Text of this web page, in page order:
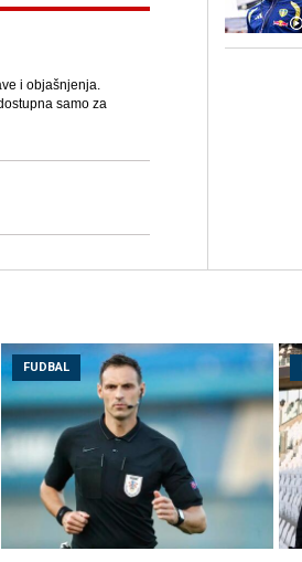
i objašnjenja.
samo za
FUDBAL